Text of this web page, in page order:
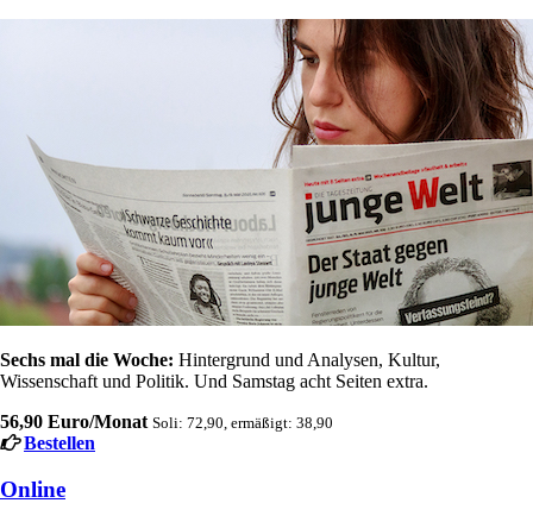
Sechs mal die Woche: Hintergrund und Analysen, Kultur,
Wissenschaft und Politik. Und Samstag acht Seiten extra.
56,90 Euro/Monat Soli: 72,90, ermäßigt: 38,90
Bestellen
Online